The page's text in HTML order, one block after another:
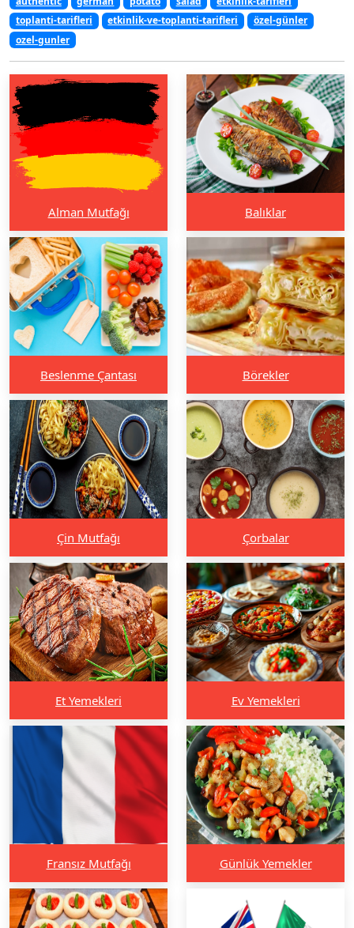
toplanti-tarifleri
etkinlik-ve-toplanti-tarifleri
özel-günler
ozel-gunler
Alman Mutfağı Balıklar
Beslenme Çantası Börekler
Çin Mutfağı Çorbalar
Et Yemekleri Ev Yemekleri
Fransız Mutfağı Günlük Yemekler